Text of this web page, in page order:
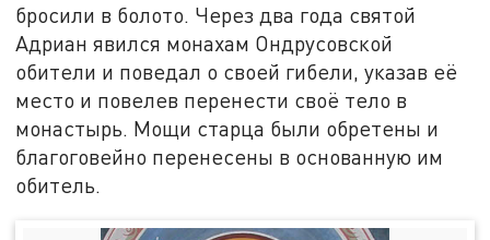
бросили в болото. Через два года святой
Адриан явился монахам Ондрусовской
обители и поведал о своей гибели, указав её
место и повелев перенести своё тело в
монастырь. Мощи старца были обретены и
благоговейно перенесены в основанную им
обитель.